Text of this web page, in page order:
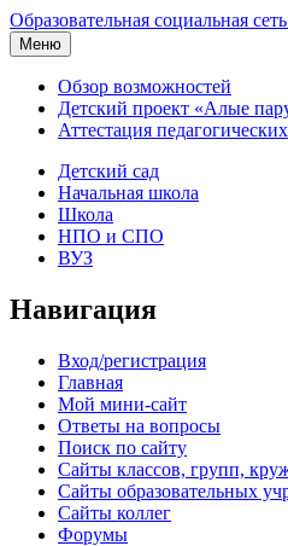
Образовательная социальная сеть
Меню
Обзор возможностей
Детский проект «Алые
Аттестация
Детский сад
Начальная школа
Школа
НПО и СПО
ВУЗ
Навигация
Вход/регистрация
Главная
Мой мини-сайт
Ответы на вопросы
Поиск по сайту
Сайты классов, групп,
Сайты образовательных
Сайты коллег
Форумы